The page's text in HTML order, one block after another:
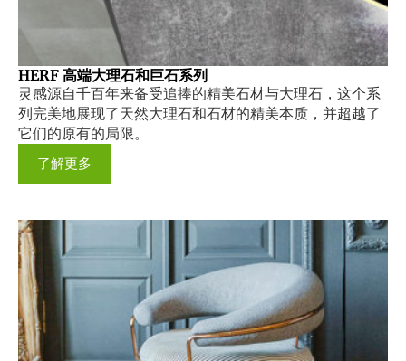
HERF 高端大理石和巨石系列
灵感源自千百年来备受追捧的精美石材与大理石，这个系
列完美地展现了天然大理石和石材的精美本质，并超越了
它们的原有的局限。
了解更多